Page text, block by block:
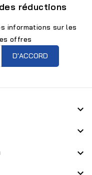
réductions
informations sur les
offres


